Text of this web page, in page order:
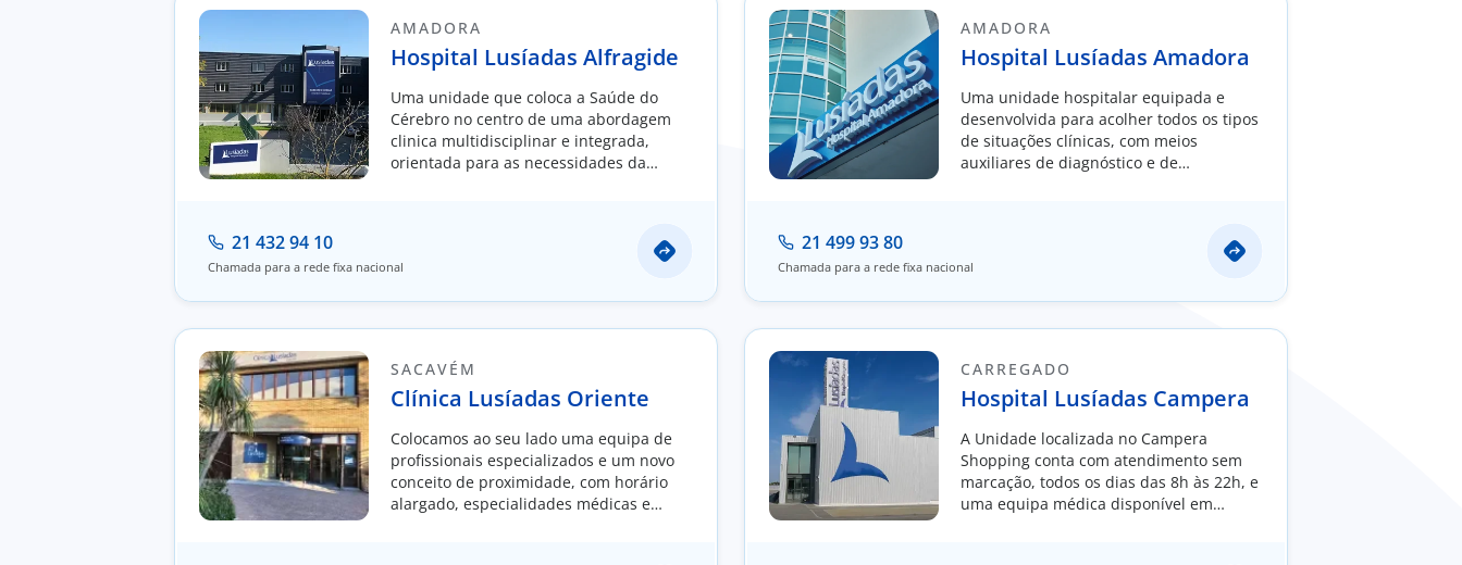
AMADORA
Hospital Lusíadas Alfragide
Uma unidade que coloca a Saúde do
Cérebro no centro de uma abordagem
clinica multidisciplinar e integrada,
orientada para as necessidades da
21 432 94 10
Chamada para a rede fixa nacional
AMADORA
Hospital Lusíadas Amadora
Uma unidade hospitalar equipada e
desenvolvida para acolher todos os tipos
de situações clínicas, com meios
auxiliares de diagnóstico e de
21 499 93 80
Chamada para a rede fixa nacional
SACAVÉM
Clínica Lusíadas Oriente
Colocamos ao seu lado uma equipa de
profissionais especializados e um novo
conceito de proximidade, com horário
alargado, especialidades médicas e
CARREGADO
Hospital Lusíadas Campera
A Unidade localizada no Campera
Shopping conta com atendimento sem
marcação, todos os dias das 8h às 22h, e
uma equipa médica disponível em